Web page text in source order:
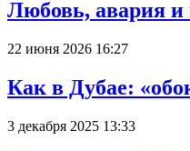
Любовь, авария и
22 июня 2026 16:27
Как в Дубае:
3 декабря 2025 13:33